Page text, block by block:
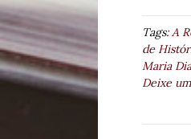
Tags:A
de
Maria
Deixe